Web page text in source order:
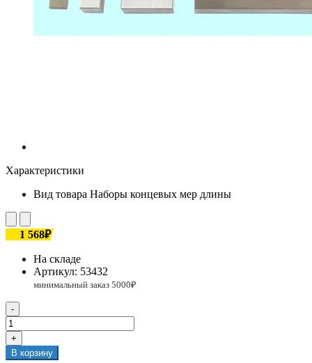
Характеристики
Вид товара Наборы концевых мер длины
1 568₽
На складе
Артикул: 53432
-
+
В корзину